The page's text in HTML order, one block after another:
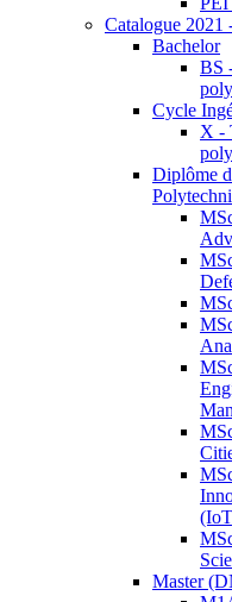
Catalogue 2021
Bachelor
BS
Cycle
X -
Diplôme
Master